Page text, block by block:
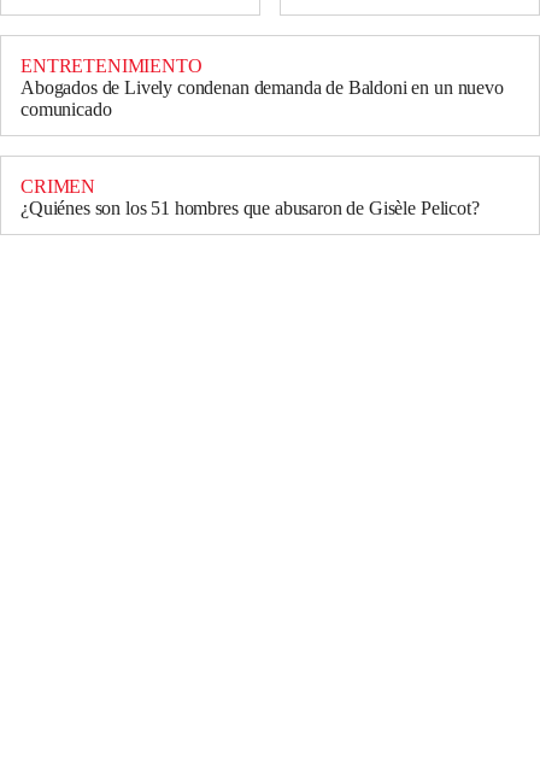
ENTRETENIMIENTO
Abogados de Lively condenan demanda de Baldoni en un nuevo
comunicado
CRIMEN
¿Quiénes son los 51 hombres que abusaron de Gisèle Pelicot?